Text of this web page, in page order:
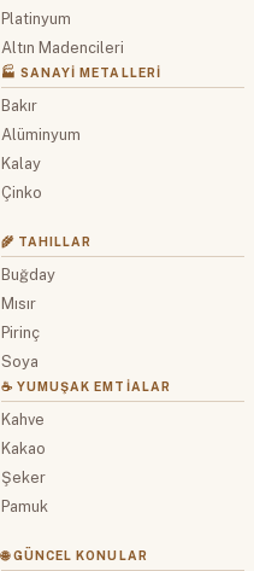
Platinyum
Altın Madencileri
🏭 SANAYI METALLERI
Bakır
Alüminyum
Kalay
Çinko
🌾 TAHILLAR
Buğday
Mısır
Pirinç
Soya
☕ YUMUŞAK EMTIALAR
Kahve
Kakao
Şeker
Pamuk
🌐 GÜNCEL KONULAR